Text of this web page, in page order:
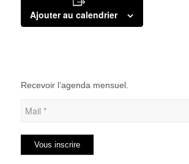
Ajouter au calendrier
Recevoir l’agenda mensuel.